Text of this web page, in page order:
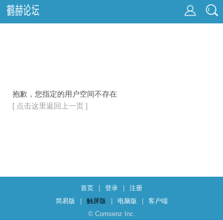
抱歉，您指定的用户空间不存在
[ 点击这里返回上一页 ]
首页 登录
注册
简易版
触屏版 电脑版
客户端
© Comsenz Inc.